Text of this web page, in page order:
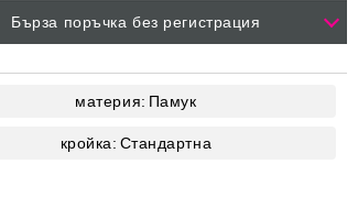
Бърза поръчка без регистрация
материя: Памук
кройка: Стандартна